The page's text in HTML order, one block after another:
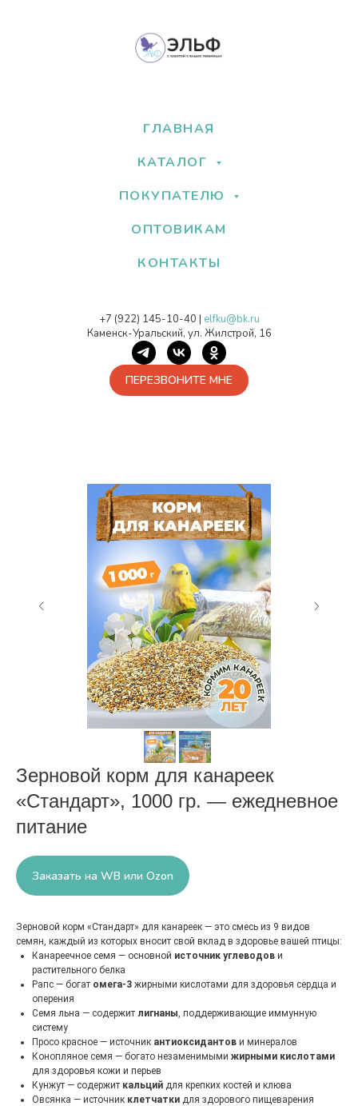
ГЛАВНАЯ
КАТАЛОГ
ПОКУПАТЕЛЮ
ОПТОВИКАМ
КОНТАКТЫ
+7 (922) 145-10-40 | elfku@bk.ru
Каменск-Уральский, ул. Жилстрой, 16
ПЕРЕЗВОНИТЕ МНЕ
Зерновой корм для канареек
«Стандарт», 1000 гр. — ежедневное
питание
Заказать на WB или Ozon
Зерновой корм «Стандарт» для канареек — это смесь из 9 видов
семян, каждый из которых вносит свой вклад в здоровье вашей птицы:
Канареечное семя — основной источник углеводов и
растительного белка
Рапс — богат омега-3 жирными кислотами для здоровья сердца и
оперения
Семя льна — содержит лигнаны , поддерживающие иммунную
систему
Просо красное — источник антиоксидантов и минералов
Конопляное семя — богато незаменимыми жирными кислотами
для здоровья кожи и перьев
Кунжут — содержит кальций для крепких костей и клюва
Овсянка — источник клетчатки для здорового пищеварения